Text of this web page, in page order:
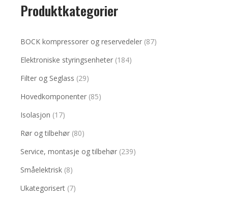
Produktkategorier
BOCK kompressorer og reservedeler (87)
Elektroniske styringsenheter (184)
Filter og Seglass (29)
Hovedkomponenter (85)
Isolasjon (17)
Rør og tilbehør (80)
Service, montasje og tilbehør (239)
Småelektrisk (8)
Ukategorisert (7)